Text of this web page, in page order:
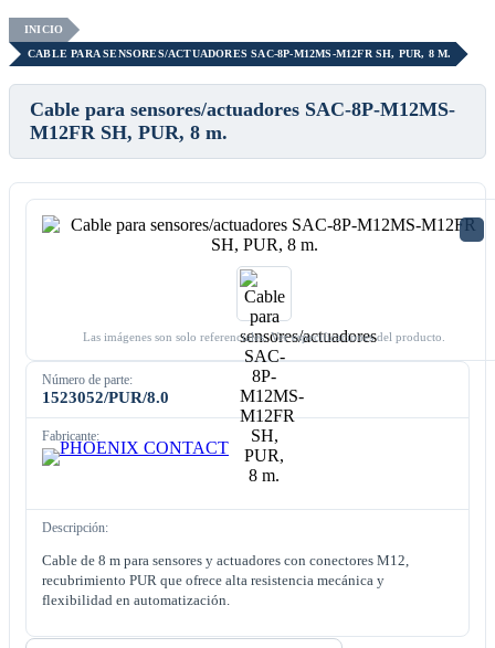
INICIO
CABLE PARA SENSORES/ACTUADORES SAC-8P-M12MS-M12FR SH, PUR, 8 M.
Cable para sensores/actuadores SAC-8P-M12MS-
M12FR SH, PUR, 8 m.
Las imágenes son solo referenciales. Ver especificaciones del producto.
Número de parte:
1523052/PUR/8.0
Fabricante:
Descripción:
Cable de 8 m para sensores y actuadores con conectores M12,
recubrimiento PUR que ofrece alta resistencia mecánica y
flexibilidad en automatización.